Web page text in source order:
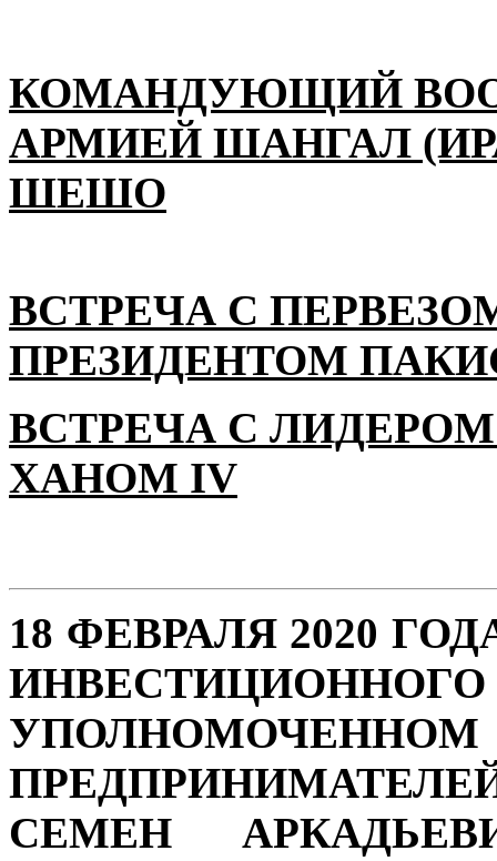
КОМАНДУЮЩИЙ
АРМИЕЙ ШАНГАЛ
ШЕШО
ВСТРЕЧА С
ПРЕЗИДЕНТОМ
ВСТРЕЧА С
ХАНОМ IV
18 ФЕВРАЛЯ 2020
СЕМЕН